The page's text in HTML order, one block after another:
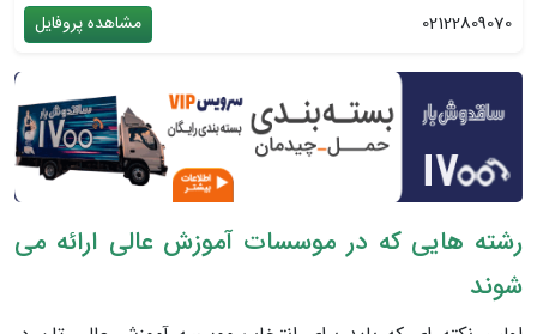
02122809070
مشاهده پروفایل
رشته هایی که در موسسات آموزش عالی ارائه می
شوند